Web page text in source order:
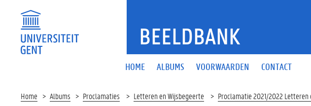
BEELDBANK
HOME ALBUMS VOORWAARDEN CONTACT
Home Albums Proclamaties Letteren en Wijsbegeerte Proclamatie 2021/2022 Letteren